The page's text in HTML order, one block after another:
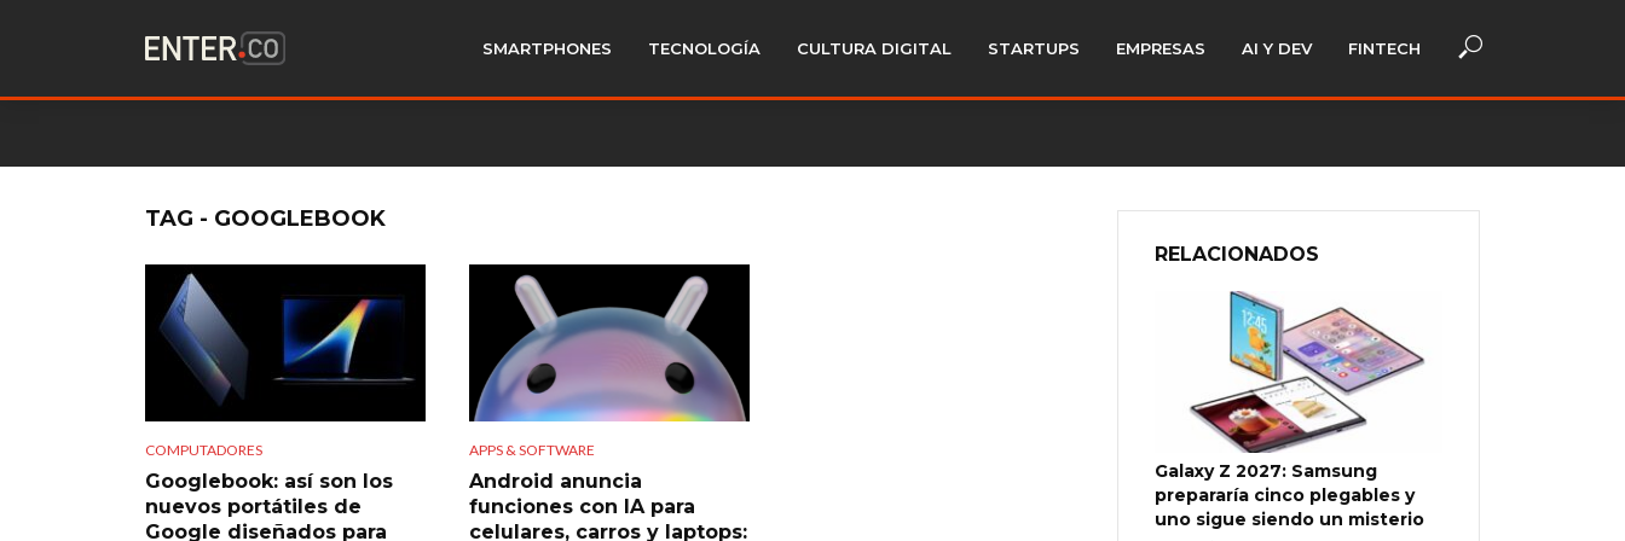
SMARTPHONES TECNOLOGÍA CULTURA DIGITAL STARTUPS EMPRESAS AI Y DEV FINTECH
TAG - GOOGLEBOOK
COMPUTADORES
Googlebook: así son los
nuevos portátiles de
Google diseñados para
APPS & SOFTWARE
Android anuncia
funciones con IA para
celulares, carros y laptops:
RELACIONADOS
Galaxy Z 2027: Samsung
prepararía cinco plegables y
uno sigue siendo un misterio